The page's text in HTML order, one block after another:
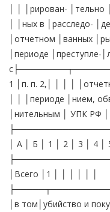
│ │ │рирован- │тельно
│ │ных в │расследо-
│отчетном │ванных
│периоде │преступле-
1 │п. п. 2,│ │ │ │
│ │ │периоде │нием,
│нительным │ УПК РФ
│ А │ Б │ 1 │ 2 │ 3 │ 4 │
│Всего │1 │ │ │ │ │ │
│в том│убийство и